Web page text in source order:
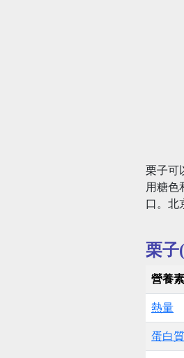
栗子可
用糖色
口。北
栗子
營養素
熱量
蛋白質